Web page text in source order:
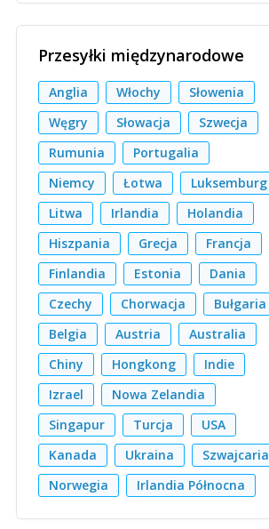
Przesyłki międzynarodowe
Anglia Włochy
Słowenia
Węgry
Słowacja
Szwecja
Rumunia
Portugalia
Niemcy
Łotwa
Luksemburg
Litwa
Irlandia
Holandia
Hiszpania
Grecja
Francja
Finlandia
Estonia
Dania
Czechy
Chorwacja
Bułgaria
Belgia
Austria
Australia
Chiny
Hongkong
Indie
Izrael
Nowa Zelandia
Singapur
Turcja
USA
Kanada
Ukraina
Szwajcaria
Norwegia
Irlandia Północna